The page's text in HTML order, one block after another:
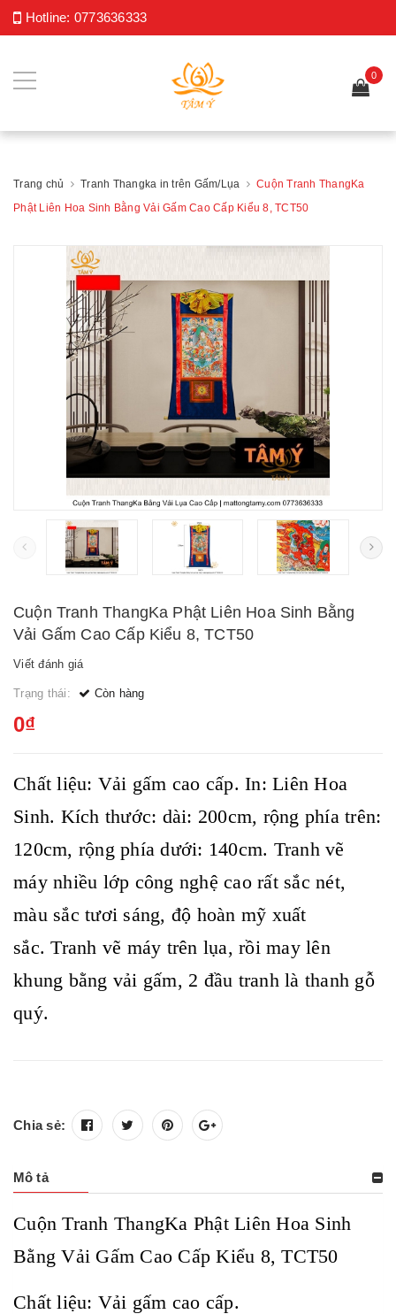
Hotline: 0773636333
0
Trang chủ Tranh Thangka in trên Gấm/Lụa Cuộn Tranh ThangKa
Phật Liên Hoa Sinh Bằng Vải Gấm Cao Cấp Kiểu 8, TCT50
Cuộn Tranh ThangKa Phật Liên Hoa Sinh Bằng
Vải Gấm Cao Cấp Kiểu 8, TCT50
Viết đánh giá
Trạng thái: Còn hàng
0₫
Chất liệu: Vải gấm cao cấp. In: Liên Hoa
Sinh. Kích thước: dài: 200cm, rộng phía trên:
120cm, rộng phía dưới: 140cm. Tranh vẽ
máy nhiều lớp công nghệ cao rất sắc nét,
màu sắc tươi sáng, độ hoàn mỹ xuất
sắc. Tranh vẽ máy trên lụa, rồi may lên
khung bằng vải gấm, 2 đầu tranh là thanh gỗ
quý.
Chia sẻ:
Mô tả
Cuộn Tranh ThangKa Phật Liên Hoa Sinh
Bằng Vải Gấm Cao Cấp Kiểu 8, TCT50
Chất liệu: Vải gấm cao cấp.